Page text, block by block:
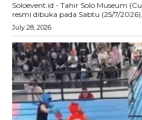
Soloevent.id - Tahir Solo Museum
resmi dibuka pada Sabtu (25/7/
July 28, 2026